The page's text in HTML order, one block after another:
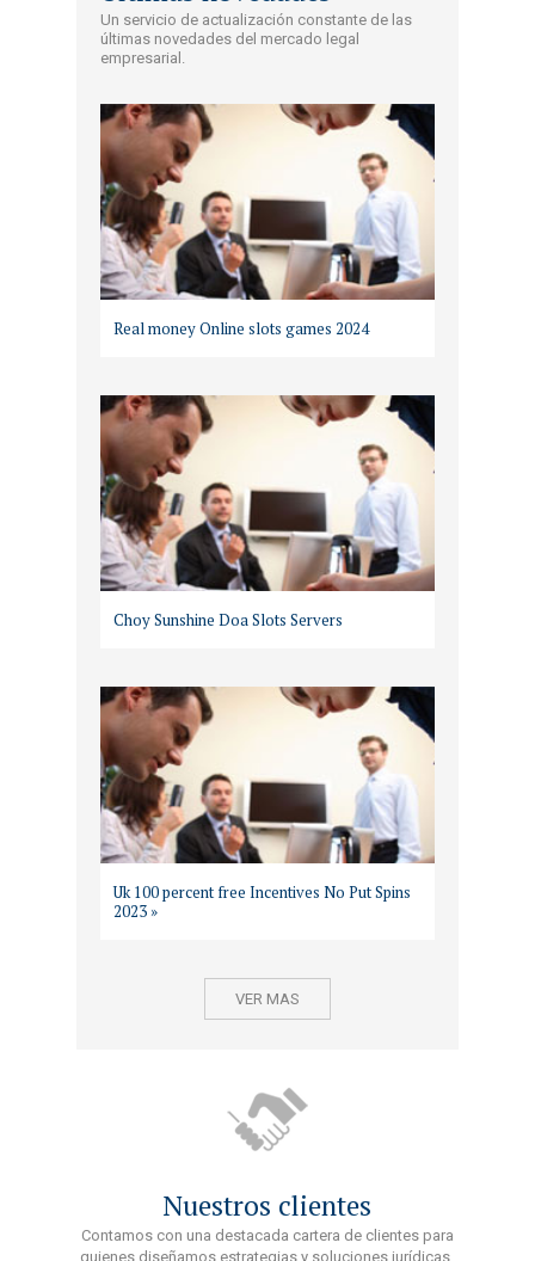
Un servicio de actualización constante de las
últimas novedades del mercado legal
empresarial.
Real money Online slots games 2024
Choy Sunshine Doa Slots Servers
Uk 100 percent free Incentives No Put Spins
2023 »
VER MAS
Nuestros clientes
Contamos con una destacada cartera de clientes para
quienes diseñamos estrategias y soluciones jurídicas.